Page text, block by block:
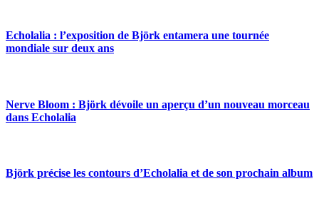
Echolalia : l’exposition de Björk entamera une tournée
mondiale sur deux ans
Nerve Bloom : Björk dévoile un aperçu d’un nouveau morceau
dans Echolalia
Björk précise les contours d’Echolalia et de son prochain album